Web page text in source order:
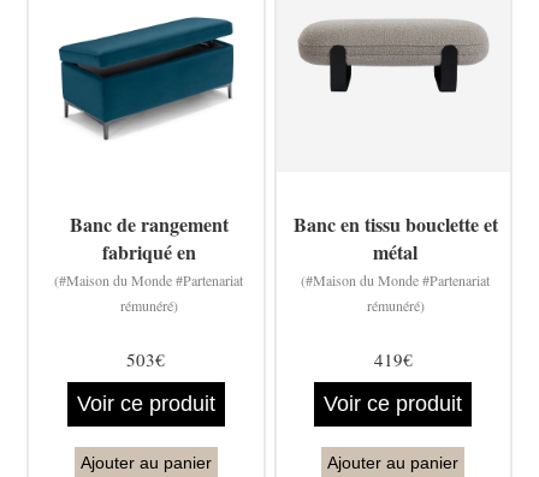
Banc de rangement
fabriqué en
(#Maison du Monde #Partenariat
rémunéré)
503€
Voir ce produit
Ajouter au panier
Banc en tissu bouclette et
métal
(#Maison du Monde #Partenariat
rémunéré)
419€
Voir ce produit
Ajouter au panier